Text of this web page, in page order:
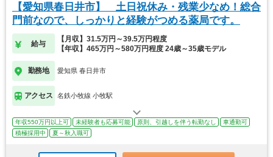
【愛知県春日井市】 土日祝休み・残業少なめ！総合
門前なので、しっかりと経験がつめる薬局です。
給与
【月収】31.5万円～39.5万円程度
【年収】465万円～580万円程度 24歳～35歳モデル
勤務地 愛知県 春日井市
アクセス 名鉄小牧線 小牧駅
年収550万円以上可 未経験者も応募可能 原則、引越しを伴う転勤なし
車通勤可
積極採用中
夏～秋入職可